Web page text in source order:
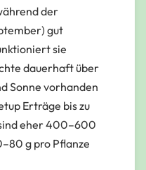
der
gut
sie
dauerhaft über
Sonne vorhanden
Erträge bis zu
eher 400–600
g pro Pflanze